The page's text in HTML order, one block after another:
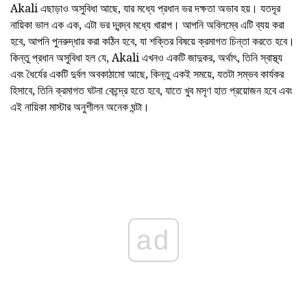
Akali এছাড়াও অসুবিধা আছে, যার মধ্যে প্রধান ভর দক্ষতা অভাব হয়। যতদূর
নায়িকা ভাল এক এক, এটা ভর দ্বন্দ্ব মধ্যে খারাপ। আপনি অবিলম্বে এটি ব্যয় করা
হবে, আপনি পুনরুদ্ধার করা কঠিন হবে, যা শক্তির বিষয়ে ক্রমাগত চিন্তা করতে হবে।
কিন্তু প্রধান অসুবিধা হল যে, Akali এখনও একটি জাদুকর, অর্থাৎ, তিনি স্বাস্থ্য
এবং ধৈর্যের একটি দুর্বল অবকাঠামো আছে, কিন্তু একই সময়ে, যতটা সম্ভব কার্যকর
হিসাবে, তিনি ক্রমাগত ঘটনা কেন্দ্রে হতে হবে, যাতে খুব মসৃণ হাত প্রয়োজন হবে এবং
এই নায়িকা মাস্টার অনুশীলন অনেক ঘন্টা।
ad